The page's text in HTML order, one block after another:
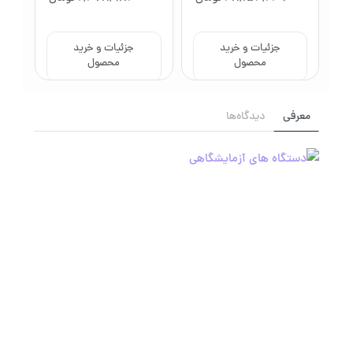
جزئیات و خرید
محصول
جزئیات و خرید
محصول
معرفی دیدگاه‌ها